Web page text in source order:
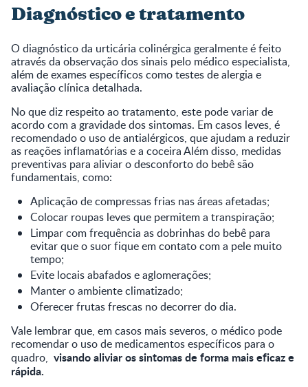
Diagnóstico e tratamento
O diagnóstico da urticária colinérgica geralmente é feito
através da observação dos sinais pelo médico especialista,
além de exames específicos como testes de alergia e
avaliação clínica detalhada.
No que diz respeito ao tratamento, este pode variar de
acordo com a gravidade dos sintomas. Em casos leves, é
recomendado o uso de antialérgicos, que ajudam a reduzir
as reações inflamatórias e a coceira Além disso, medidas
preventivas para aliviar o desconforto do bebê são
fundamentais, como:
Aplicação de compressas frias nas áreas afetadas;
Colocar roupas leves que permitem a transpiração;
Limpar com frequência as dobrinhas do bebê para
evitar que o suor fique em contato com a pele muito
tempo;
Evite locais abafados e aglomerações;
Manter o ambiente climatizado;
Oferecer frutas frescas no decorrer do dia.
Vale lembrar que, em casos mais severos, o médico pode
recomendar o uso de medicamentos específicos para o
quadro, visando aliviar os sintomas de forma mais eficaz e
rápida.